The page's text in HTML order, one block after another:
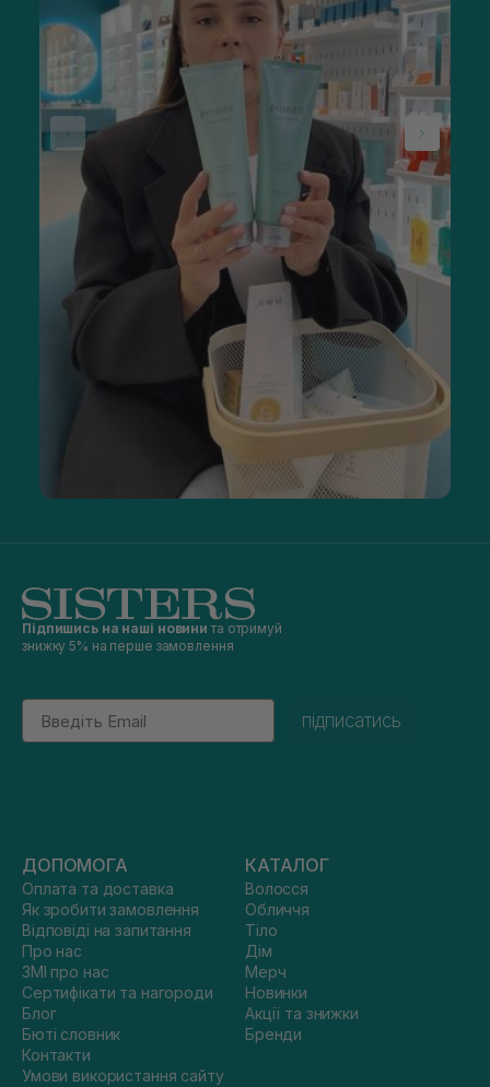
Підпишись на наші новини та отримуй
знижку 5% на перше замовлення
Email
підписатись
ДОПОМОГА
Оплата та доставка
Як зробити замовлення
Відповіді на запитання
Про нас
ЗМІ про нас
Сертифікати та нагороди
Блог
Бюті словник
Контакти
Умови використання сайту
КАТАЛОГ
Волосся
Обличчя
Тіло
Дім
Мерч
Новинки
Акції та знижки
Бренди